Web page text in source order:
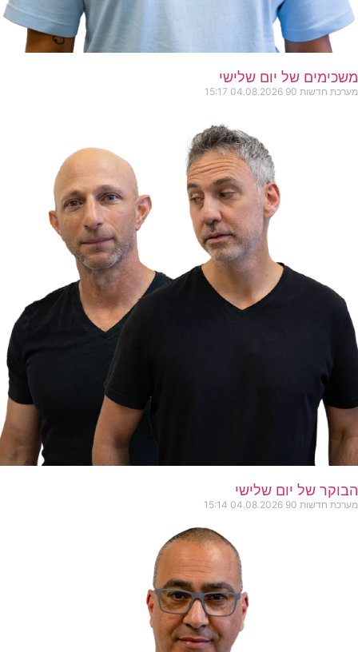
משכימים של יום שלישי
מערכת חדשות 90 04.08.2026
15:17
הבוקר של יום שלישי
מערכת חדשות 90 04.08.2026
15:14